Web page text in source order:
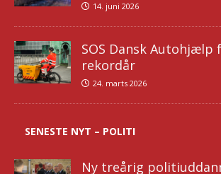
14. juni 2026
SOS Dansk Autohjælp
rekordår
24. marts 2026
SENESTE NYT – POLITI
Ny treårig